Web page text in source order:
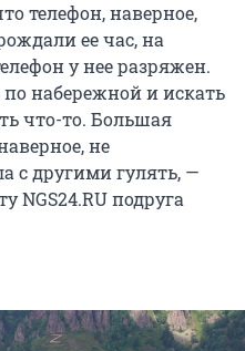
телефон, наверное,
ее час, на
у нее разряжен.
набережной и искать
что-то. Большая
не
с другими гулять, —
NGS24.RU подруга